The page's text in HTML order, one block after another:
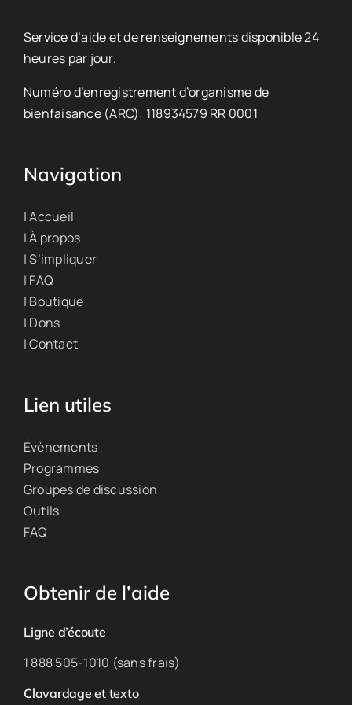
Service d’aide et de renseignements disponible 24
heures par jour.
Numéro d’enregistrement d’organisme de
bienfaisance (ARC): 118934579 RR 0001
Navigation
| Accueil
| À propos
| S’impliquer
| FAQ
| Boutique
| Dons
| Contact
Lien utiles
Évènements
Programmes
Groupes de discussion
Outils
FAQ
Obtenir de l’aide
Ligne d’écoute
1 888 505-1010 (sans frais)
Clavardage et texto